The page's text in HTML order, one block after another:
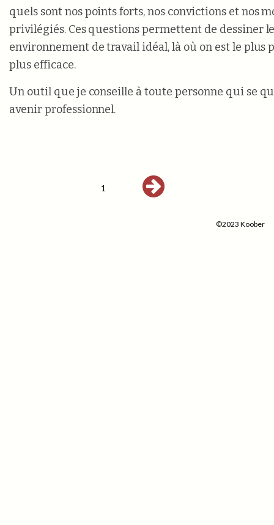
quels sont nos points forts, nos convictions et nos
privilégiés. Ces questions permettent de dessiner
environnement de travail idéal, là où on est le plus
plus efficace.
Un outil que je conseille à toute personne qui se
avenir professionnel.
1
©2023 Koober